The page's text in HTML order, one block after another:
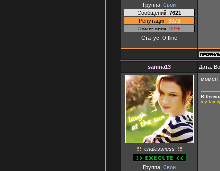
Группа: Свои
Сообщений: 7621
Репутация: 3973
Замечания: 80%
Статус: Offline
sanina13 Дата:
endlessness
Группа: Свои
В
my